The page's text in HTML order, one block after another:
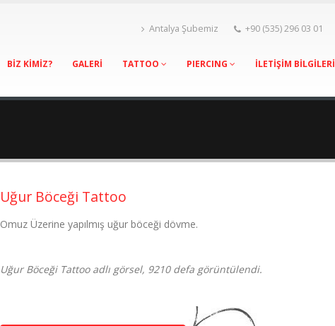
Antalya Şubemiz +90 (535) 296 03 01
BİZ KİMİZ? GALERİ TATTOO PIERCING İLETİŞİM BİLGİLERİ
Uğur Böceği Tattoo
Omuz Üzerine yapılmış uğur böceği dövme.
Uğur Böceği Tattoo adlı görsel, 9210 defa görüntülendi.